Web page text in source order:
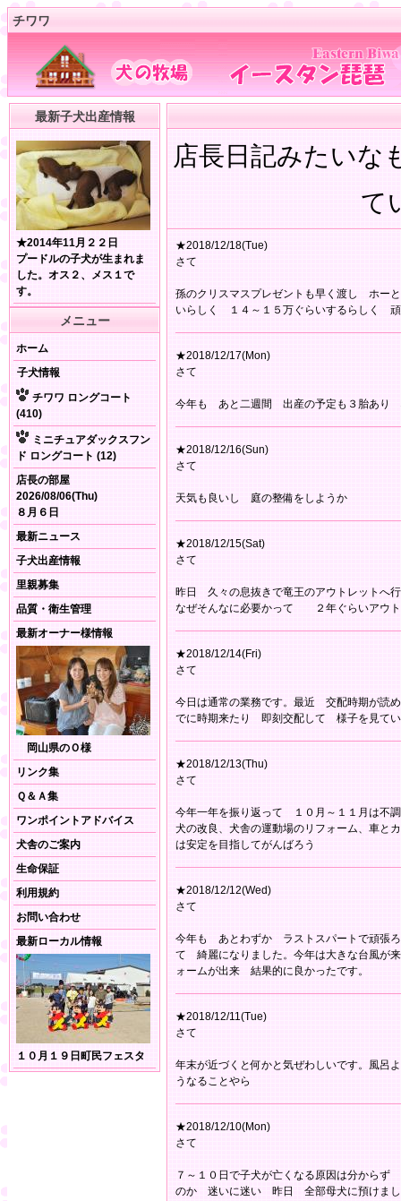
チワワ
最新子犬出産情報
★2014年11月２２日
プードルの子犬が生まれま
した。オス２、メス１で
す。
メニュー
ホーム
子犬情報
チワワ ロングコート
(410)
ミニチュアダックスフン
ド ロングコート (12)
店長の部屋
2026/08/06(Thu)
８月６日
最新ニュース
子犬出産情報
里親募集
品質・衛生管理
最新オーナー様情報
岡山県のＯ様
リンク集
Ｑ＆Ａ集
ワンポイントアドバイス
犬舎のご案内
生命保証
利用規約
お問い合わせ
最新ローカル情報
１０月１９日町民フェスタ
店長日記みたいな
て
★2018/12/18(Tue)
さて
孫のクリスマスプレゼントも早く渡し ホー
いらしく １４～１５万ぐらいするらしく 頑
★2018/12/17(Mon)
さて
今年も あと二週間 出産の予定も３胎あり
★2018/12/16(Sun)
さて
天気も良いし 庭の整備をしようか
★2018/12/15(Sat)
さて
昨日 久々の息抜きで竜王のアウトレットへ
なぜそんなに必要かって ２年ぐらいアウト
★2018/12/14(Fri)
さて
今日は通常の業務です。最近 交配時期が読
でに時期来たり 即刻交配して 様子を見て
★2018/12/13(Thu)
さて
今年一年を振り返って １０月～１１月は不
犬の改良、犬舎の運動場のリフォーム、車
は安定を目指してがんばろう
★2018/12/12(Wed)
さて
今年も あとわずか ラストスパートで頑張
て 綺麗になりました。今年は大きな台風が
ォームが出来 結果的に良かったです。
★2018/12/11(Tue)
さて
年末が近づくと何かと気ぜわしいです。風
うなることやら
★2018/12/10(Mon)
さて
７～１０日で子犬が亡くなる原因は分から
のか 迷いに迷い 昨日 全部母犬に預けまし